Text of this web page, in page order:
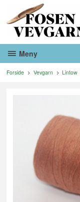
innholdet
Meny
Forside Vevgarn Lintow